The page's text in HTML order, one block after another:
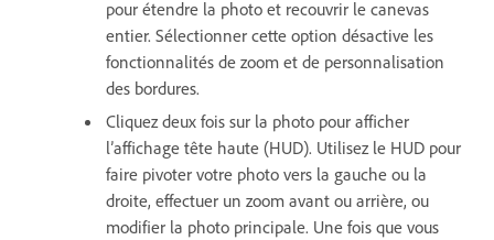
pour étendre la photo et recouvrir le canevas
entier. Sélectionner cette option désactive les
fonctionnalités de zoom et de personnalisation
des bordures.
Cliquez deux fois sur la photo pour afficher
l’affichage tête haute (HUD). Utilisez le HUD pour
faire pivoter votre photo vers la gauche ou la
droite, effectuer un zoom avant ou arrière, ou
modifier la photo principale. Une fois que vous